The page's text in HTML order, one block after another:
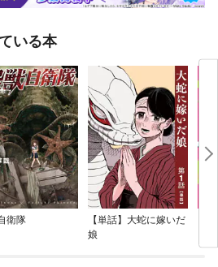
いる本
衛隊
【単話】大蛇に嫁いだ
娘
こ